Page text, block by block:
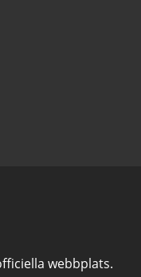
webbplats.